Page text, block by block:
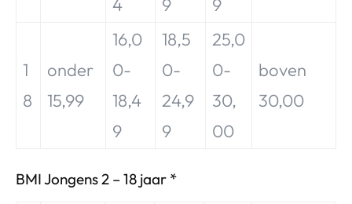
4
9
9
1
8
onder
15,99
16,0
0-
18,4
9
18,5
0-
24,9
9
25,0
0-
30,
00
boven
30,00
BMI Jongens 2 – 18 jaar *